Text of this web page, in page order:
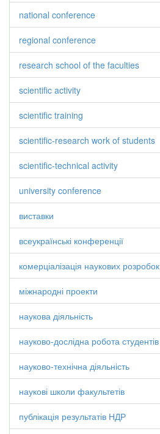
national conference
regional conference
research school of the faculties
scientific activity
scientific training
scientific-research work of students
scientific-technical activity
university conference
виставки
всеукраїнські конференції
комерціалізація наукових розробок
міжнародні проекти
наукова діяльність
науково-дослідна робота студентів
науково-технічна діяльність
наукові школи факультетів
публікація результатів НДР